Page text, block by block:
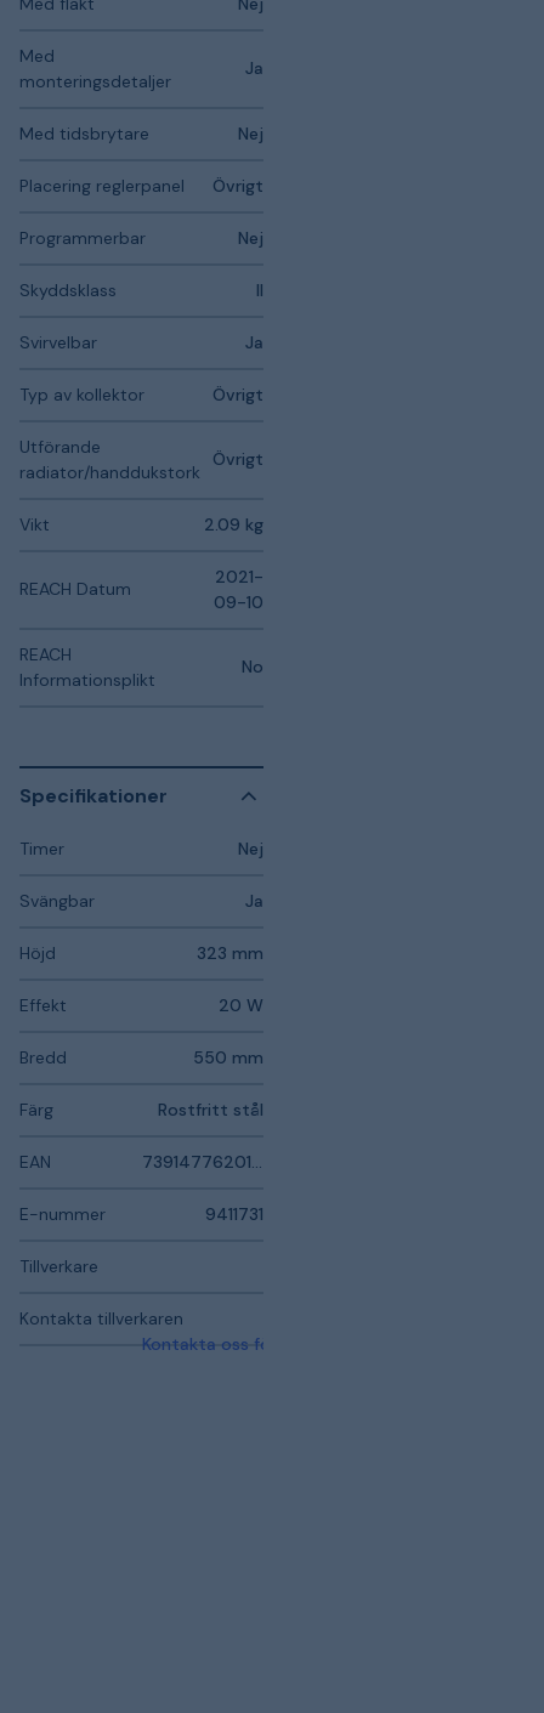
Med
monteringsdetaljer
Ja
Med tidsbrytare Nej
Placering reglerpanel Övrigt
Programmerbar Nej
Skyddsklass II
Svirvelbar Ja
Typ av kollektor Övrigt
Utförande
radiator/handdukstork
Övrigt
Vikt 2.09 kg
REACH Datum
2021-
09-10
REACH
Informationsplikt
No
Specifikationer
Timer Nej
Svängbar Ja
Höjd 323 mm
Effekt 20 W
Bredd 550 mm
Färg Rostfritt stål
EAN
E-nummer 9411731
Tillverkare
Kontakta tillverkaren
Kontakta oss för mer information